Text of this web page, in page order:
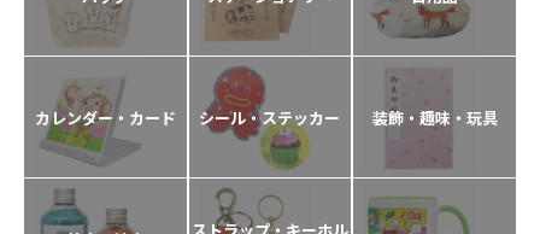
カレンダー・カード シール・ステッカー 装飾・趣味・玩具